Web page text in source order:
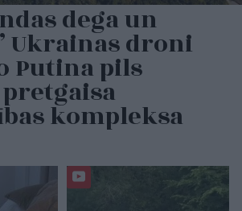
dega un
Ukrainas droni
Putina pils
kompleksa